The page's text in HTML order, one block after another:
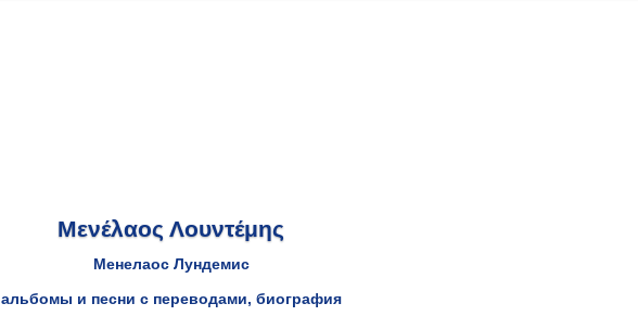
Μενέλαος Λουντέμης
Менелаос Лундемис
альбомы и песни с переводами, биография